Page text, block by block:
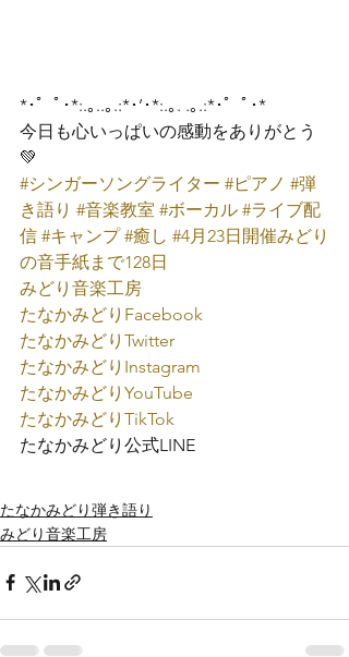
*･゜ﾟ･*:.｡..｡.:*･’･*:.｡. .｡.:*･゜ﾟ･*
今日も心いっぱいの感動をありがとう
💚
#シンガーソングライター #ピアノ #弾
き語り #音楽教室 #ボーカル #ライブ配
信 #キャンプ #癒し #4月23日開催みどり
の音手紙まで128日
みどり音楽工房
たなかみどり Facebook
たなかみどり Twitter
たなかみどり Instagram
たなかみどり YouTube
たなかみどり TikTok
たなかみどり公式LINE
たなかみどり弾き語り
みどり音楽工房